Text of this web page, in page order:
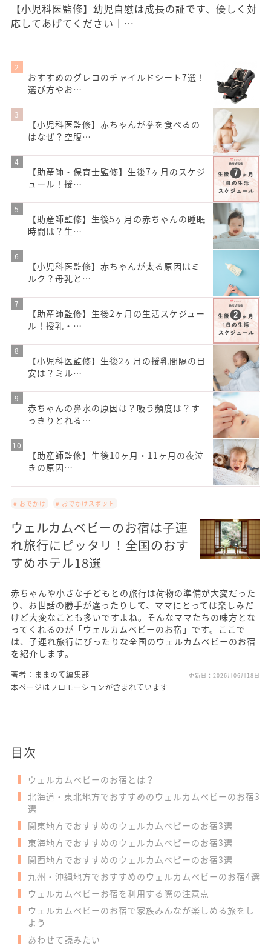
【小児科医監修】幼児自慰は成長の証です、優しく対
応してあげてください｜…
おすすめのグレコのチャイルドシート7選！
選び方やお…
【小児科医監修】赤ちゃんが拳を食べるの
はなぜ？空腹…
【助産師・保育士監修】生後7ヶ月のスケジ
ュール！授…
【助産師監修】生後5ヶ月の赤ちゃんの睡眠
時間は？生…
【小児科医監修】赤ちゃんが太る原因はミ
ルク？母乳と…
【助産師監修】生後2ヶ月の生活スケジュー
ル！授乳・…
【小児科医監修】生後2ヶ月の授乳間隔の目
安は？ミル…
赤ちゃんの鼻水の原因は？吸う頻度は？す
っきりとれる…
【助産師監修】生後10ヶ月・11ヶ月の夜泣
きの原因…
# おでかけ # おでかけスポット
ウェルカムベビーのお宿は子連
れ旅行にピッタリ！全国のおす
すめホテル18選
赤ちゃんや小さな子どもとの旅行は荷物の準備が大変だった
り、お世話の勝手が違ったりして、ママにとっては楽しみだ
けど大変なことも多いですよね。そんなママたちの味方とな
ってくれるのが「ウェルカムベビーのお宿」です。ここで
は、子連れ旅行にぴったりな全国のウェルカムベビーのお宿
を紹介します。
著者：ままのて編集部 更新日： 2026月06月18日
本ページはプロモーションが含まれています
目次
ウェルカムベビーのお宿とは？
北海道・東北地方でおすすめのウェルカムベビーのお宿3
選
関東地方でおすすめのウェルカムベビーのお宿3選
東海地方でおすすめのウェルカムベビーのお宿3選
関西地方でおすすめのウェルカムベビーのお宿3選
九州・沖縄地方でおすすめのウェルカムベビーのお宿4選
ウェルカムベビーお宿を利用する際の注意点
ウェルカムベビーのお宿で家族みんなが楽しめる旅をし
よう
あわせて読みたい